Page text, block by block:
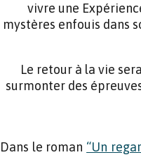
vivre une
mystères enfouis dans
Le retour à la vie
surmonter des
Dans le roman “Un